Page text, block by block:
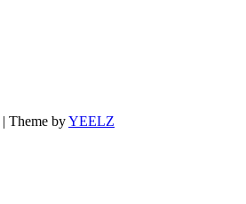
| Theme byYEELZ